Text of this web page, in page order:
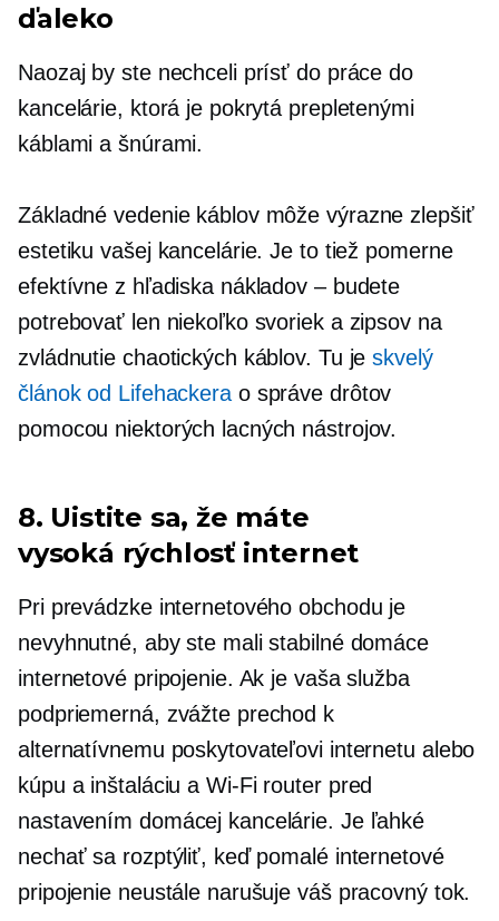
ďaleko
Naozaj by ste nechceli prísť do práce do
kancelárie, ktorá je pokrytá prepletenými
káblami a šnúrami.
Základné vedenie káblov môže výrazne zlepšiť
estetiku vašej kancelárie. Je to tiež pomerne
efektívne z hľadiska nákladov – budete
potrebovať len niekoľko svoriek a zipsov na
zvládnutie chaotických káblov. Tu jeskvelý
článok od Lifehackerao správe drôtov
pomocou niektorých lacných nástrojov.
8. Uistite sa, že máte
vysoká rýchlosťinternet
Pri prevádzke internetového obchodu je
nevyhnutné, aby ste mali stabilné domáce
internetové pripojenie. Ak je vaša služba
podpriemerná, zvážte prechod k
alternatívnemu poskytovateľovi internetu alebo
kúpu a inštaláciu a Wi-Firouter pred
nastavením domácej kancelárie. Je ľahké
nechať sa rozptýliť, keď pomalé internetové
pripojenie neustále narušuje váš pracovný tok.